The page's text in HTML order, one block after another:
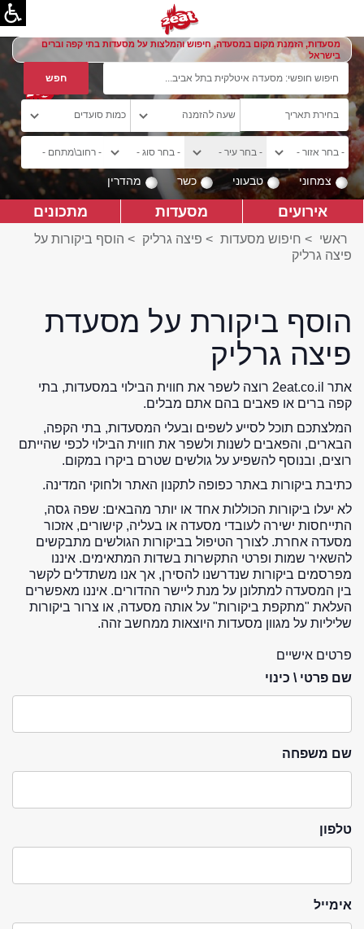
מסעדות, הזמנת מקום במסעדה, חיפוש והמלצות על מסעדות בתי קפה וברים
בישראל
צמחוני טבעוני כשר מהדרין
אירועים מסעדות מתכונים
ראשי > חיפוש מסעדות > פיצה גרליק > הוסף ביקורות על
פיצה גרליק
הוסף ביקורת על מסעדת
פיצה גרליק
אתר 2eat.co.il רוצה לשפר את חווית הבילוי במסעדות, בתי
קפה ברים או פאבים בהם אתם מבלים.
המלצתכם תוכל לסייע לשפים ובעלי המסעדות, בתי הקפה,
הבארים, והפאבים לשנות ולשפר את חווית הבילוי לכפי שהייתם
רוצים, ובנוסף להשפיע על גולשים שטרם ביקרו במקום.
כתיבת ביקורות באתר כפופה לתקנון האתר ולחוקי המדינה.
לא יעלו ביקורות הכוללות אחד או יותר מהבאים: שפה גסה,
התייחסות ישירה לעובדי מסעדה או בעליה, קישורים, אזכור
מסעדה אחרת. לצורך הטיפול בביקורות הגולשים מתבקשים
להשאיר שמות ופרטי התקשרות בשדות המתאימים. איננו
מפרסמים ביקורות שנדרשנו להסירן, אך אנו משתדלים לקשר
בין המסעדה למתלונן על מנת ליישר ההדורים. איננו מאפשרים
העלאת "מתקפת ביקורות" על אותה מסעדה, או צרור ביקורות
שליליות על מגוון מסעדות היוצאות ממחשב זהה.
פרטים אישיים
שם פרטי \ כינוי
שם משפחה
טלפון
אימייל